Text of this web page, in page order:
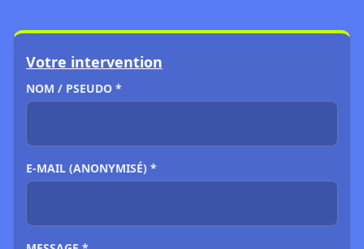
Votre intervention
NOM / PSEUDO *
E-MAIL (ANONYMISÉ) *